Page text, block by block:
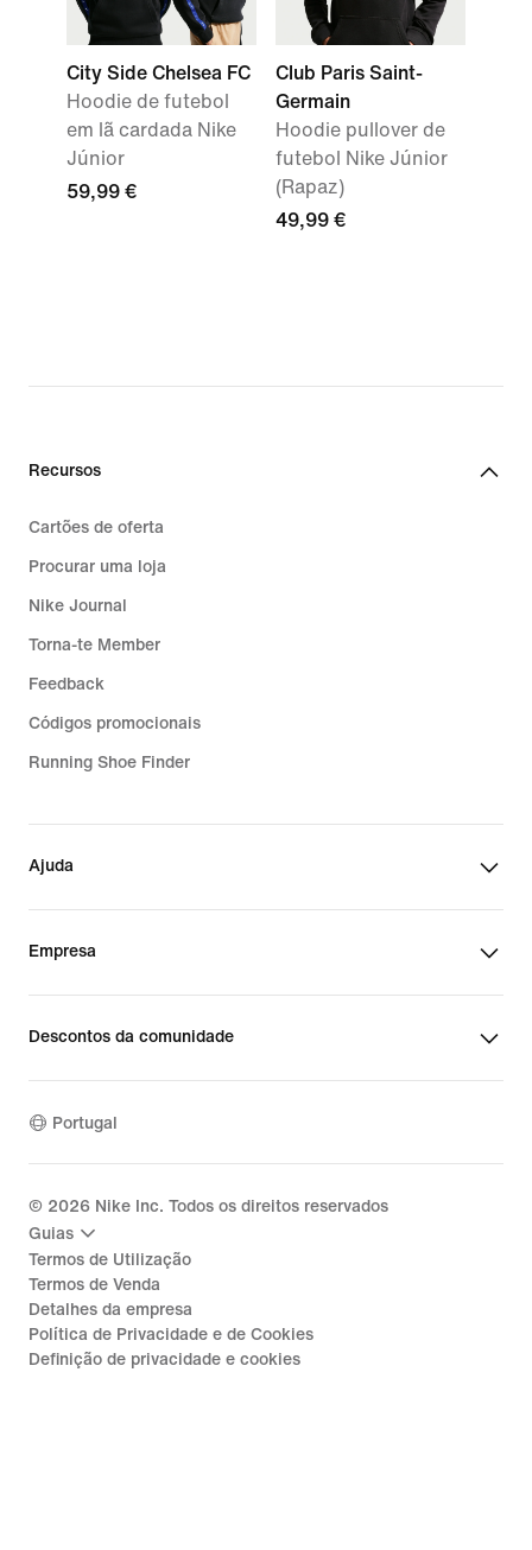
City Side Chelsea FC
Hoodie de futebol
em lã cardada Nike
Júnior
59,99 €
Club Paris Saint-
Germain
Hoodie pullover de
futebol Nike Júnior
(Rapaz)
49,99 €
Recursos
Cartões de oferta
Procurar uma loja
Nike Journal
Torna-te Member
Feedback
Códigos promocionais
Running Shoe Finder
Ajuda
Empresa
Descontos da comunidade
Portugal
© 2026 Nike Inc. Todos os direitos reservados
Guias
Termos de Utilização
Termos de Venda
Detalhes da empresa
Política de Privacidade e de Cookies
Definição de privacidade e cookies